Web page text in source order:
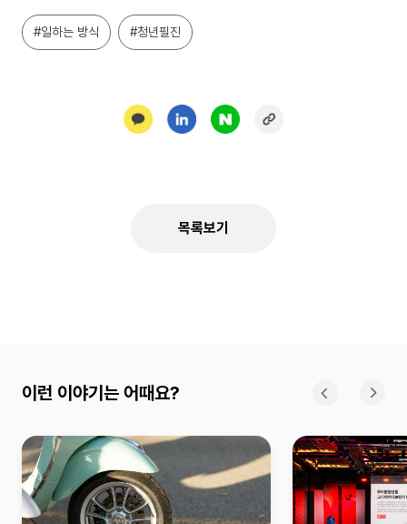
#일하는 방식 #청년필진
목록보기
이런 이야기는 어때요?